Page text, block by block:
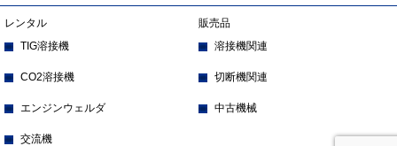
レンタル
TIG溶接機
CO2溶接機
エンジンウェルダ
交流機
販売品
溶接機関連
切断機関連
中古機械